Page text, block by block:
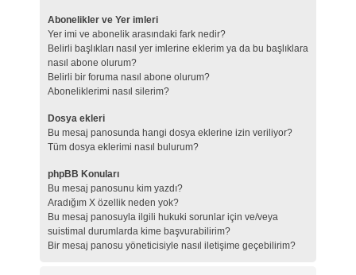
Abonelikler ve Yer imleri
Yer imi ve abonelik arasındaki fark nedir?
Belirli başlıkları nasıl yer imlerine eklerim ya da bu başlıklara
nasıl abone olurum?
Belirli bir foruma nasıl abone olurum?
Aboneliklerimi nasıl silerim?
Dosya ekleri
Bu mesaj panosunda hangi dosya eklerine izin veriliyor?
Tüm dosya eklerimi nasıl bulurum?
phpBB Konuları
Bu mesaj panosunu kim yazdı?
Aradığım X özellik neden yok?
Bu mesaj panosuyla ilgili hukuki sorunlar için ve/veya
suistimal durumlarda kime başvurabilirim?
Bir mesaj panosu yöneticisiyle nasıl iletişime geçebilirim?